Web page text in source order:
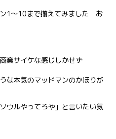
ン1〜10まで揃えてみました お
業サイケな感じしかせず
な本気のマッドマンのかほりが
ウルやってろや」と言いたい気